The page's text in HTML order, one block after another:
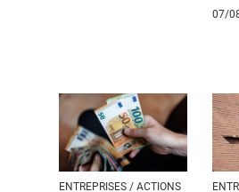
07/
ENTREPRISES / ACTIONS